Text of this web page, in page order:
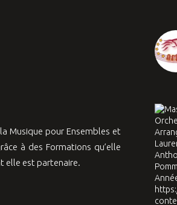
Musique pour Ensembles et
à des Formations qu’elle
elle est partenaire.